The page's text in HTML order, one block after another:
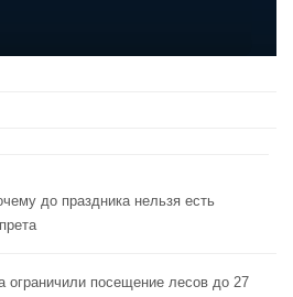
до праздника нельзя есть
ограничили посещение лесов до 27